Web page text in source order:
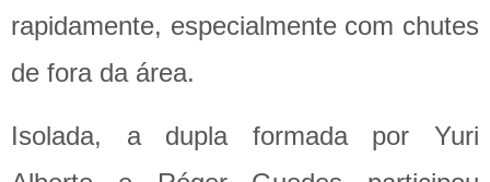
rapidamente, especialmente com chutes
de fora da área.
Isolada, a dupla formada por Yuri